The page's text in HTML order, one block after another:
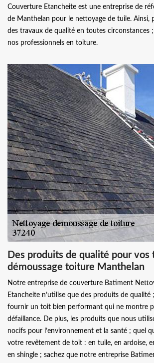
Couverture Etancheite est une entreprise de
de Manthelan pour le nettoyage de tuile. Ainsi,
des travaux de qualité en toutes circonstances
nos professionnels en toiture.
Des produits de qualité pour vos
démoussage toiture Manthelan
Notre entreprise de couverture Batiment
Etancheite n’utilise que des produits de qualité
fournir un toit bien performant qui ne montre
défaillance. De plus, les produits que nous
nocifs pour l’environnement et la santé ; quel
votre revêtement de toit : en tuile, en ardoise,
en shingle ; sachez que notre entreprise